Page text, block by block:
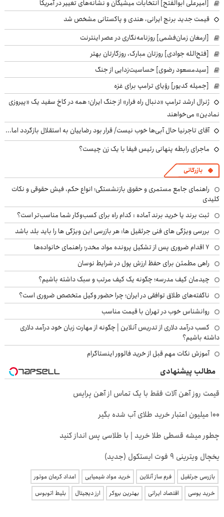
[امیرعلی ابوالفتح] انتخابات میشیگان و نشانه‌های تغییر در آمریکا
قیمت جدید برنج ایرانی، هندی و پاکستانی مشخص شد
[ارمغان زمان‌فشمی] روزنامه‌نگاری در عصر اینترنت
[فتح‌الله جوادی] روزتان مبارک، روزگارتان بهتر
[سیدمسعود رضوی] حساسیت‌زدایی از جنگ
[جمیله کدیور] رؤیای ترامپ برای غزه
ژنرال ارشد ترامپ «دنبال راه فرار» از جنگ ایران؛ همه در کاخ سفید یک «پیروزی
نمادین» می‌خواهند
آقای تاجرنیا حال آبی‌ها خوب نیست/ قرار بود رضاییان به استقلال بازگردد اما...
ماجرای رابطه پنهانی رئیس فیفا با یک زن چیست؟
بازرگانی
راهنمای جامع مستمری و حقوق بازنشستگی؛ انواع حکم، فیش حقوقی و نکات
کلیدی
ثبت برند یا خرید برند آماده : کدام راه برای کسب‌وکار شما مناسب‌تر است؟
بررسی ویژگی های فنی جرثقیل ها: هر بازرسی این ویژگی ها را باید بلد باشد
۷ اقدام ضروری پس از تشکیل پرونده مواد مخدر؛ راهنمای خانواده‌ها
راهی مطمئن برای حفظ ارزش پول در شرایط نوسان
چیدمان کیف مدرسه؛ چگونه یک کیف مرتب و سبک داشته باشیم؟
ناگفته‌های طلاق توافقی در ایران؛ چرا حضور وکیل متخصص ضروری است؟
روانشناس خوب در تهران با قیمت مناسب
کسب درآمد دلاری از تدریس آنلاین | چگونه از مهارت زبان خود درآمد دلاری
داشته باشیم؟
آموزش نکات مهم قبل از خرید فالوور اینستاگرام
مطالب پیشنهادی
قیمت روز آهن آلات فقط با یک تماس از آهن پرایس
100 میلیون اعتبار خرید طلای آب شده بگیر
چطور میشه قسطی طلا خرید | با طلاسی پس انداز کنید
یخچال ویترینی 9 فوت ایستکول (جدید)
بازرسی جرثقیل فرم ساز آنلاین خرید مواد شیمیایی
امداد کرمان موتور
خرید یوسی
اقتصاد ایرانی بهترین بروکر ارز دیجیتال بلیط اتوبوس